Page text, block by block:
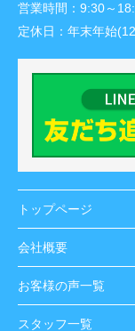
営業時間： 9:30～
定休日： 年末年始
トップページ
会社概要
お客様の声一覧
スタッフ一覧